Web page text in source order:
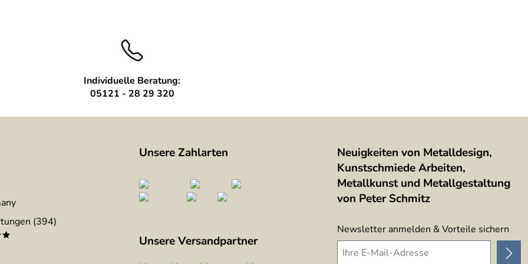
Individuelle Beratung:
05121 - 28 29 320
(394)
Unsere Zahlarten
Unsere Versandpartner
Neuigkeiten von Metalldesign,
Kunstschmiede Arbeiten,
Metallkunst und Metallgestaltung
von Peter Schmitz
Newsletter anmelden & Vorteile sichern